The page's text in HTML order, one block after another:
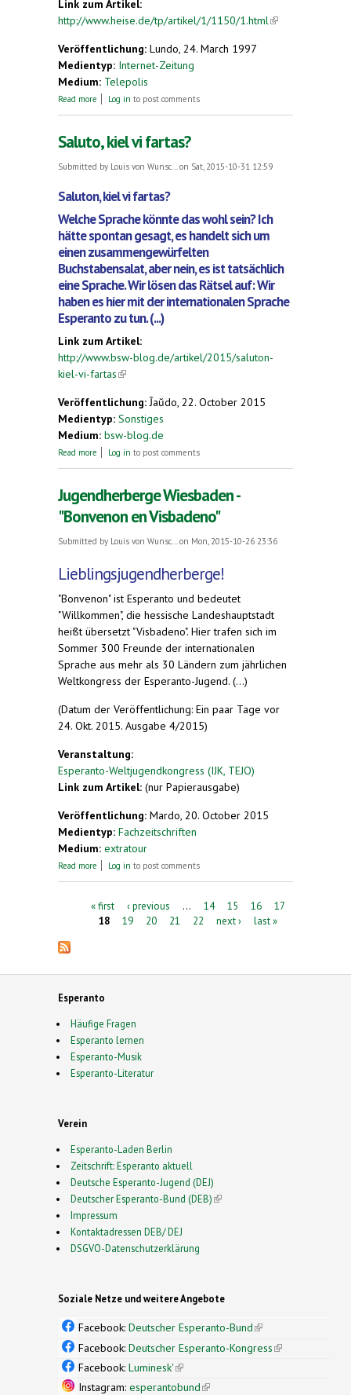
Link zum Artikel:
http://www.heise.de/tp/artikel/1/1150/1.html(link is
Veröffentlichung: Lundo, 24. March 1997
Medientyp: Internet-Zeitung
Medium: Telepolis
Read more about Die Lingua Franca des Netzes
Log in to post comments
Saluto, kiel vi fartas?
Submitted by Louis von Wunsc...on Sat, 2015-10-31 12:59
Saluton, kiel vi fartas?
Welche Sprache könnte das wohl sein? Ich
hätte spontan gesagt, es handelt sich um
einen zusammengewürfelten
Buchstabensalat, aber nein, es ist tatsächlich
eine Sprache. Wir lösen das Rätsel auf: Wir
haben es hier mit der internationalen Sprache
Esperanto zu tun. (...)
Link zum Artikel:
http://www.bsw-blog.de/artikel/2015/saluton-
kiel-vi-fartas(link is external)
Veröffentlichung:Ĵaŭdo, 22. October 2015
Medientyp: Sonstiges
Medium: bsw-blog.de
Read more about Saluto, kiel vi fartas?
Log in to post comments
Jugendherberge Wiesbaden -
"Bonvenon en Visbadeno"
Submitted by Louis von Wunsc...on Mon, 2015-10-26 23:36
Lieblingsjugendherberge!
"Bonvenon" ist Esperanto und bedeutet
"Willkommen", die hessische Landeshauptstadt
heißt übersetzt "Visbadeno". Hier trafen sich im
Sommer 300 Freunde der internationalen
Sprache aus mehr als 30 Ländern zum jährlichen
Weltkongress der Esperanto-Jugend. (...)
(Datum der Veröffentlichung: Ein paar Tage vor
24. Okt. 2015. Ausgabe 4/2015)
Veranstaltung:
Esperanto-Weltjugendkongress (IJK, TEJO)
Link zum Artikel: (nur Papierausgabe)
Veröffentlichung: Mardo, 20. October 2015
Medientyp: Fachzeitschriften
Medium: extratour
Read more about Jugendherberge Wiesbaden - "Bonvenon en
Log in to post comments
Pages« first ‹ previous … 14 15 16
17
18
19 20 21 22 next › last »
Esperanto
Häufige Fragen
Esperanto lernen
Esperanto-Musik
Esperanto-Literatur
Verein
Esperanto-Laden Berlin
Zeitschrift: Esperanto aktuell
Deutsche Esperanto-Jugend (DEJ)
Deutscher Esperanto-Bund (DEB)(link is external)
Impressum
Kontaktadressen DEB/ DEJ
DSGVO-Datenschutzerklärung
Soziale Netze und weitere Angebote
Facebook: Deutscher Esperanto-Bund(link is
external)
Facebook: Deutscher Esperanto-Kongress(link is
Facebook: Luminesk'(link is external)
Instagram: esperantobund(link is external)